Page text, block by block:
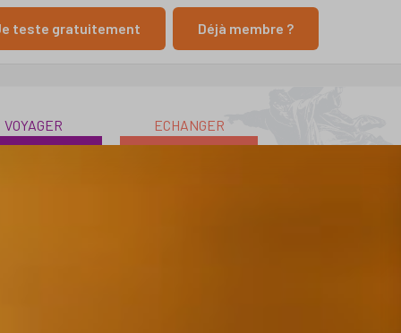
teste gratuitement Déjà membre ?
VOYAGER ECHANGER